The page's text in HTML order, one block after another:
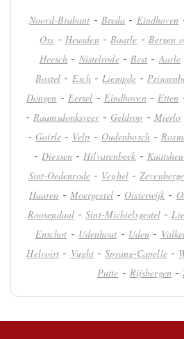
Noord-Brabant - Breda - Eindhoven
Oss - Heusden - Baarle - Bergen
Heesch - Nistelrode- Best -Aarle
Boxtel - Esch -Liempde-
Dongen - Eersel - Eindhoven -Etten
-Raamsdonksveer- Geldrop - Mierlo
- Goirle- Velp - Oudenbosch -
-Diessen -Hilvarenbeek -
Sint-Oedenrode- Veghel-
Haaren - Moergestel- Oisterwijk -
Roosendaal-Sint-Michielsgestel -
Enschot - Udenhout - Uden -
Helvoirt - Vught -Sprang-Capelle-
Putte - Rijsbergen -